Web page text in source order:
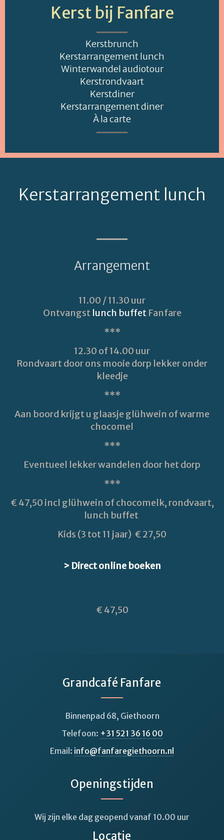
Kerst bij Fanfare
Kerstbrunch
Kerstarrangement lunch
Winterwandel audiotour
Kerstrondvaart
Kerstdiner
Kerstarrangement diner
À la carte
Kerstarrangement lunch
Arrangement
11.00 / 11.30 uur
Ontvangst lunch buffetFanfare
***
12.30 of 14.00 uur
Rondvaart door ons mooie dorp lekker onder
kleedje
***
Aan boord krijgt u glaasje glühwein of warme
chocomel
***
Eventueel lekker wandelen door het dorp
***
€ 47,50 incl glühwein of chocomelk, rondvaart,
lunch buffet
Kids (3 tot 11 jaar) € 27,50
> Direct online boeken
€ 47,50
Grandcafé Fanfare
Binnenpad 68, Giethoorn
Telefoon: +31 521 36 16 00
Email: info@fanfaregiethoorn.nl
Openingstijden
Wij zijn elke dag geopend vanaf 10.00 uur
Locatie